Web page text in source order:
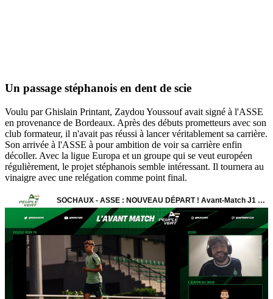
Un passage stéphanois en dent de scie
Voulu par Ghislain Printant, Zaydou Youssouf avait signé à l'ASSE
en provenance de Bordeaux. Après des débuts prometteurs avec son
club formateur, il n'avait pas réussi à lancer véritablement sa carrière.
Son arrivée à l'ASSE à pour ambition de voir sa carrière enfin
décoller. Avec la ligue Europa et un groupe qui se veut européen
régulièrement, le projet stéphanois semble intéressant. Il tournera au
vinaigre avec une relégation comme point final.